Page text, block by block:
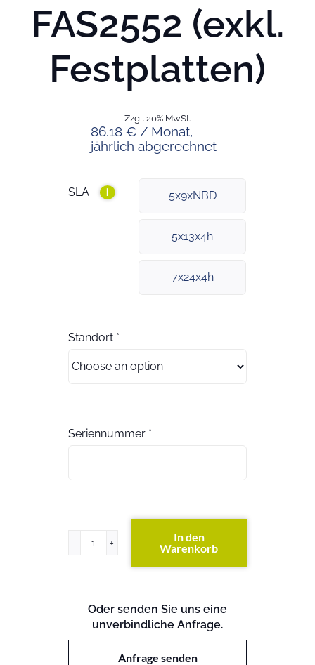
FAS2552 (exkl.
Festplatten)
86.18 € / Monat,
jährlich abgerechnet
Zzgl. 20% MwSt.
SLA i 5x9xNBD
5x13x4h
7x24x4h
Standort *
Seriennummer *
FAS2552
In den
Warenkorb
Oder senden Sie uns eine
unverbindliche Anfrage.
Anfrage senden